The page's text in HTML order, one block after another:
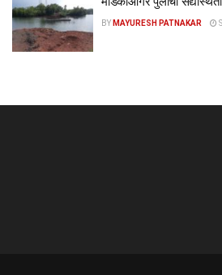
BY MAYURESH PATNAKAR